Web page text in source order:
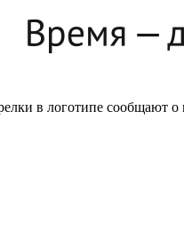
в логотипе сообщают